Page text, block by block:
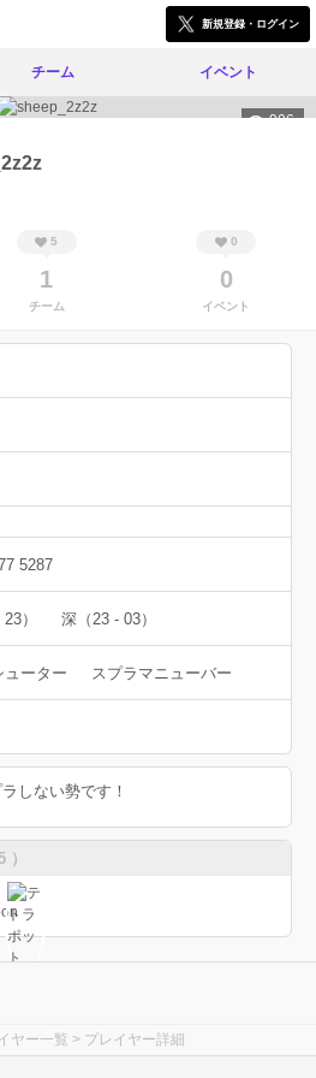
新規登録・ログイン
チーム イベント
906
5
1
チーム
0
0
イベント
5287
） 深（23 - 03）
ューター スプラマニューバー
しない勢です！
）
ヤー一覧 > プレイヤー詳細